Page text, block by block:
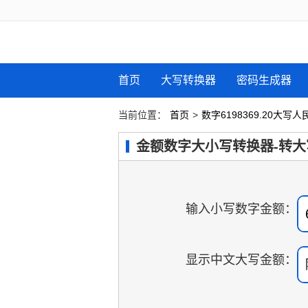
首页 大写转换器 密码生成器
当前位置： 首页 > 数字6198369.20大写人
金额数字大小写转换器-转
输入小写数字金额：
显示中文大写金额：